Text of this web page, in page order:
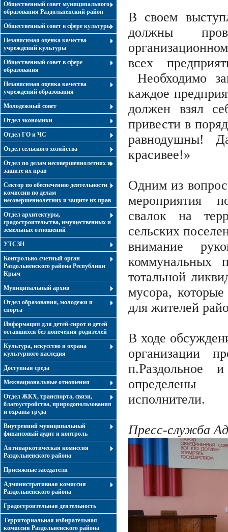
Общественный совет муниципального
образования Раздольненский район
Общественный совет в сфере культуры
Независимая оценка качества
учреждений культуры
Общественный совет в сфере
образования
Независимая оценка качества
учреждений образования
Молодежный совет
Отдел экономики
Отдел ГО и ЧС
Отдел сельского хозяйства
Отдел по делам несовершеннолетних и
защите их прав
Сектор по обеспечению деятельности
комиссии по делам
несовершеннолетних и защите их прав
Отдел архитектуры,
градостроительства, имущественных и
земельных отношений
УТСЗН
Контрольно-счетный орган
Раздольненского района Республики
Крым
Муниципальный архив
Отдел образования, молодежи и
спорта
Информация для детей-сирот и детей
оставшихся без попечения родителей
Культура, искусство и охрана
культурного наследия
Доступная среда
Межнациональные отношения
Отдел ЖКХ, транспорта, связи,
благоустройства, природопользования
и охраны труда
Внутренний муниципальный
финансовый аудит и контроль
Антинаркотическая комиссия
Раздольненского района
Присяжные заседатели
Административная комиссия
Раздольненского района
Градостроительная деятельность
Территориальная избирательная
комиссия Раздольненского района
В своем
должны
всех
Необходимо
каждое
должен взял
привести в
равнодушны!
красивее!»
Одним из
мероприятия
свалок на
сельских
внимание
коммунальных
тотальной
мусора, которые
для жителей
В ходе
организации
п.Раздольное
определены
исполнители.
Пресс-служба